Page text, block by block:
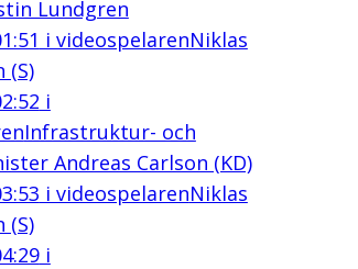
Lundgren
i videospelarenNiklas
(S)
i
Infrastruktur- och
Andreas Carlson (KD)
i videospelarenNiklas
(S)
i